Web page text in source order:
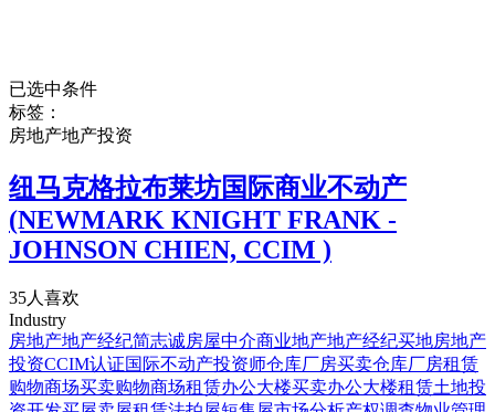
已选中条件
标签：
房地产地产投资
纽马克格拉布莱坊国际商业不动产
(NEWMARK KNIGHT FRANK -
JOHNSON CHIEN, CCIM )
35人喜欢
Industry
房地产地产经纪简志诚房屋中介商业地产地产经纪买地房地产
投资CCIM认证国际不动产投资师仓库厂房买卖仓库厂房租赁
购物商场买卖购物商场租赁办公大楼买卖办公大楼租赁土地投